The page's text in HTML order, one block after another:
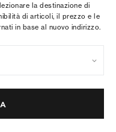
di progetti solidi e
Mappa del sito
la destinazione di
di articoli, il prezzo e le
in base al nuovo indirizzo.